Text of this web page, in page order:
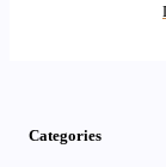
Categories